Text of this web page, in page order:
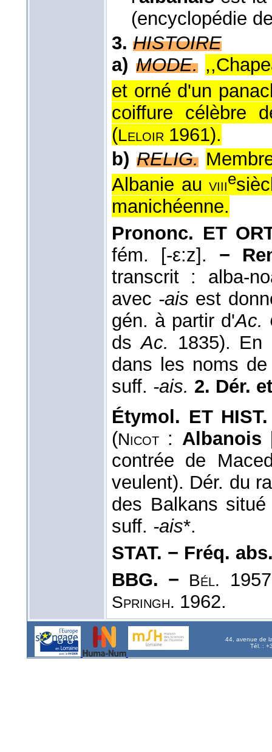
(encyclopédie
3. HISTOIRE
a) MODE.
et orné d'un
coiffure célèbre
(Leloir 1961).
b) RELIG.
Albanie auviiie
manichéenne.
Prononc. ET
fém. [-ε:z]. −
transcrit : alba-
avec -ais est
gén. à partir d'Ac.
dsAc. 1835).
dans les noms
suff. -ais. 2. Dér.
Étymol. ET
(Nicot : Albanois
contrée de
veulent). Dér. du
des Balkans
suff. -ais*.
STAT. − Fréq.
BBG. −
Bél.
Springh. 1962.
44, avenue de
Tél. :